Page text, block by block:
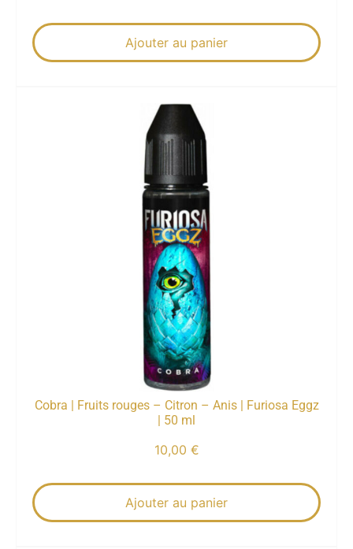
Ajouter au panier
Cobra | Fruits rouges – Citron – Anis | Furiosa Eggz
| 50 ml
10,00 €
Ajouter au panier